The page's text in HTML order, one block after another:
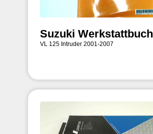
Suzuki Werkstattbuch
VL 125 Intruder 2001-2007